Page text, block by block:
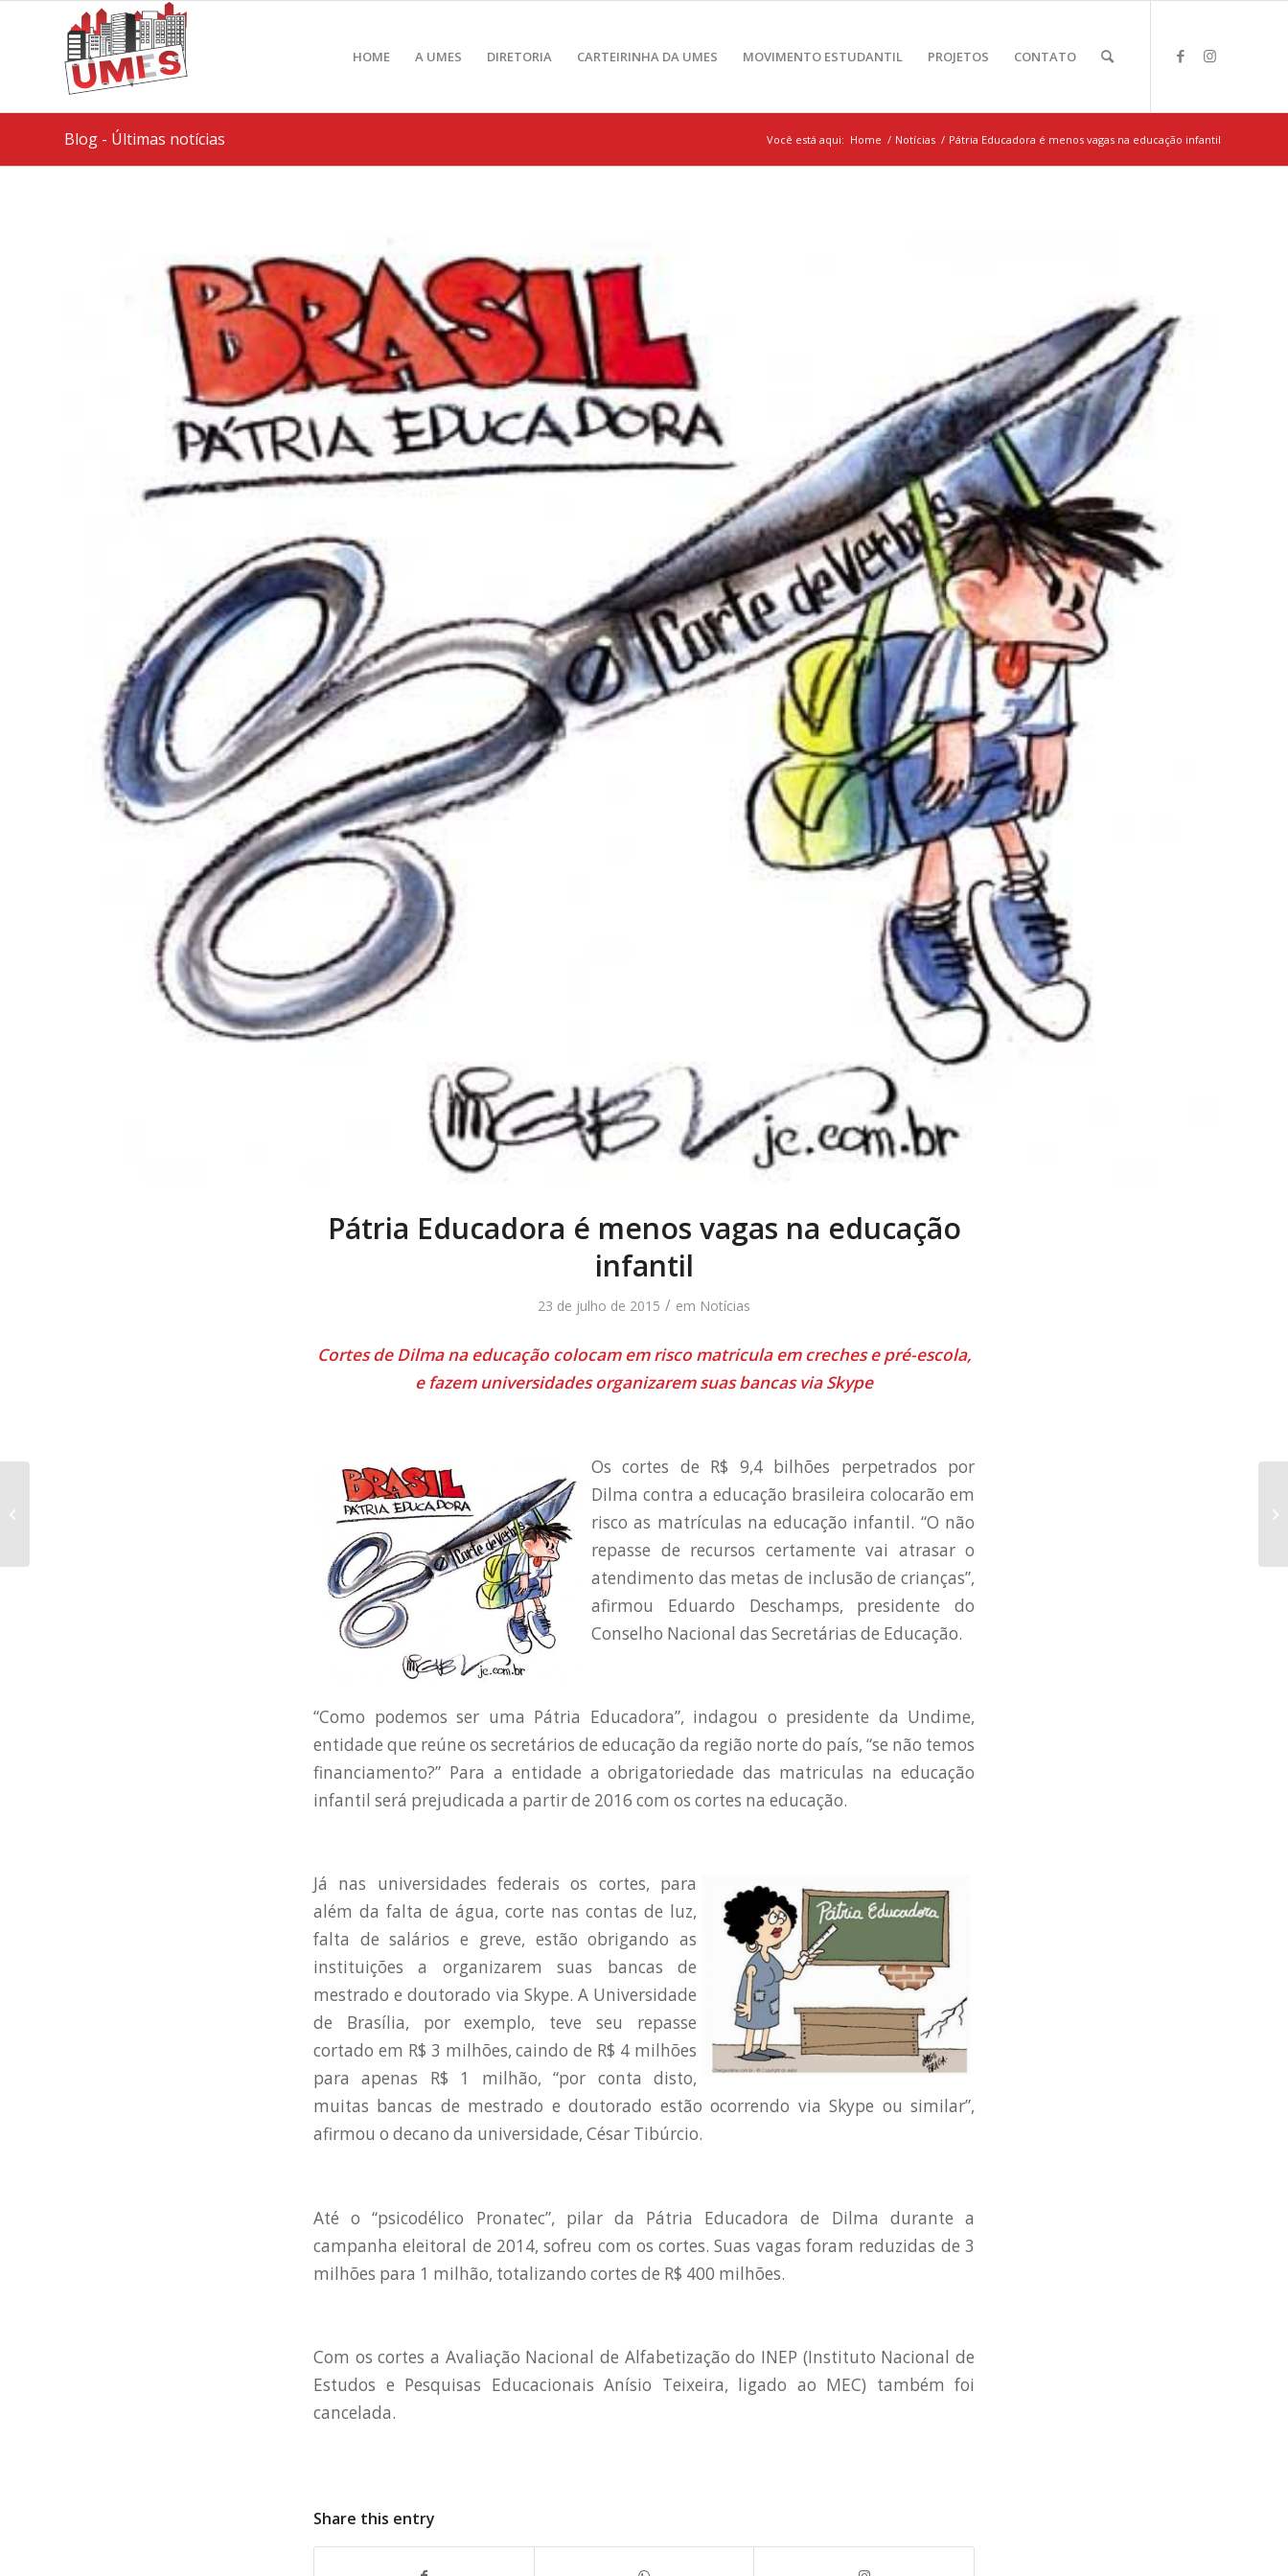
HOME A UMES DIRETORIA CARTEIRINHA DA UMES MOVIMENTO ESTUDANTIL PROJETOS CONTATO
Blog - Últimas notícias Você está aqui: Home / Notícias / Pátria Educadora é menos vagas na educação infantil
Pátria Educadora é menos vagas na educação
infantil
23 de julho de 2015 / em Notícias
Cortes de Dilma na educação colocam em risco matricula em creches e pré-escola,
e fazem universidades organizarem suas bancas via Skype
Os cortes de R$ 9,4 bilhões perpetrados por
Dilma contra a educação brasileira colocarão em
risco as matrículas na educação infantil. “O não
repasse de recursos certamente vai atrasar o
atendimento das metas de inclusão de crianças”,
afirmou Eduardo Deschamps, presidente do
Conselho Nacional das Secretárias de Educação.
“Como podemos ser uma Pátria Educadora”, indagou o presidente da Undime,
entidade que reúne os secretários de educação da região norte do país, “se não temos
financiamento?” Para a entidade a obrigatoriedade das matriculas na educação
infantil será prejudicada a partir de 2016 com os cortes na educação.
Já nas universidades federais os cortes, para
além da falta de água, corte nas contas de luz,
falta de salários e greve, estão obrigando as
instituições a organizarem suas bancas de
mestrado e doutorado via Skype. A Universidade
de Brasília, por exemplo, teve seu repasse
cortado em R$ 3 milhões, caindo de R$ 4 milhões
para apenas R$ 1 milhão, “por conta disto,
muitas bancas de mestrado e doutorado estão ocorrendo via Skype ou similar”,
afirmou o decano da universidade, César Tibúrcio.
Até o “psicodélico Pronatec”, pilar da Pátria Educadora de Dilma durante a
campanha eleitoral de 2014, sofreu com os cortes. Suas vagas foram reduzidas de 3
milhões para 1 milhão, totalizando cortes de R$ 400 milhões.
Com os cortes a Avaliação Nacional de Alfabetização do INEP (Instituto Nacional de
Estudos e Pesquisas Educacionais Anísio Teixeira, ligado ao MEC) também foi
cancelada.
Share this entry